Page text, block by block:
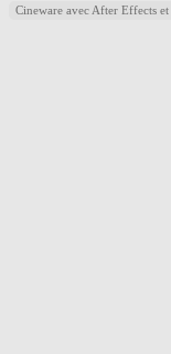
Cineware avec After Effects